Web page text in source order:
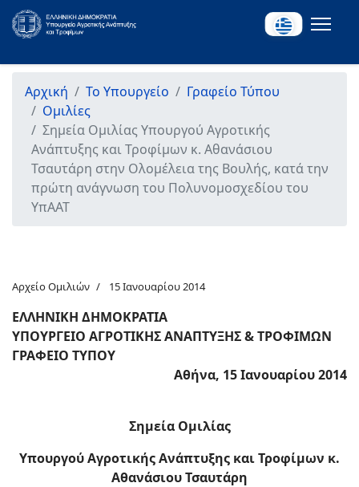
Αρχική Το Υπουργείο
Γραφείο Τύπου
Ομιλίες
Σημεία Ομιλίας Υπουργού Αγροτικής
Ανάπτυξης και Τροφίμων κ. Αθανάσιου
Τσαυτάρη στην Ολομέλεια της Βουλής, κατά την
πρώτη ανάγνωση του Πολυνομοσχεδίου του
ΥπΑΑΤ
Αρχείο Ομιλιών 15 Ιανουαρίου 2014
ΕΛΛΗΝΙΚΗ ΔΗΜΟΚΡΑΤΙΑ
ΥΠΟΥΡΓΕΙΟ ΑΓΡΟΤΙΚΗΣ ΑΝΑΠΤΥΞΗΣ & ΤΡΟΦΙΜΩΝ
ΓΡΑΦΕΙΟ ΤΥΠΟΥ
Αθήνα, 15 Ιανουαρίου 2014
Σημεία Ομιλίας
Υπουργού Αγροτικής Ανάπτυξης και Τροφίμων κ.
Αθανάσιου Τσαυτάρη